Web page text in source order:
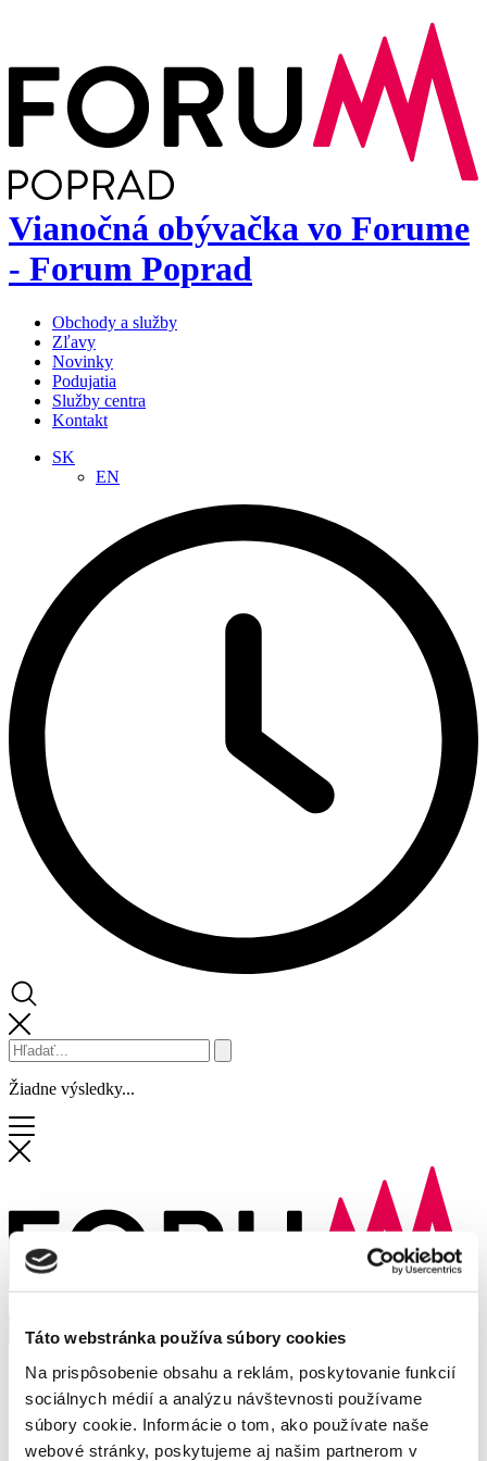
Táto webstránka používa súbory cookies
Na prispôsobenie obsahu a reklám, poskytovanie funkcií
sociálnych médií a analýzu návštevnosti používame
súbory cookie. Informácie o tom, ako používate naše
webové stránky, poskytujeme aj našim partnerom v
Vianočná obývačka vo Forume
- Forum Poprad
Obchody a služby
Zľavy
Novinky
Podujatia
Služby centra
Kontakt
SK
EN
Žiadne výsledky...
Obchody a služby
Zľavy
Novinky
Podujatia
Služby centra